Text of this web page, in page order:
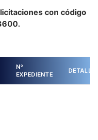
con código
Nº
EXPEDIENTE